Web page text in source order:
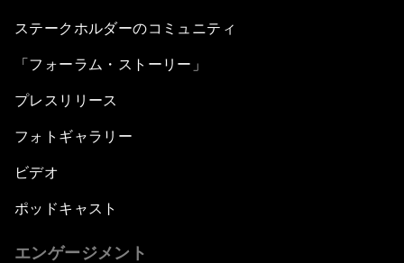
ステークホルダーのコミュニティ
「フォーラム・ストーリー」
プレスリリース
フォトギャラリー
ビデオ
ポッドキャスト
エンゲージメント